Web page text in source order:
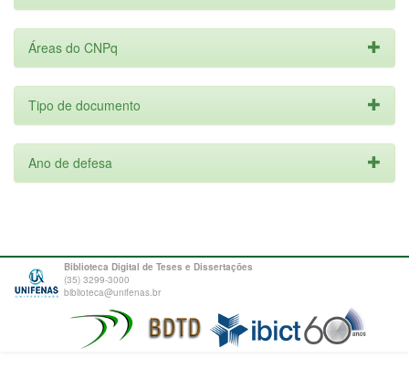
Áreas do CNPq
Tipo de documento
Ano de defesa
Biblioteca Digital de Teses e Dissertações
(35) 3299-3000
biblioteca@unifenas.br